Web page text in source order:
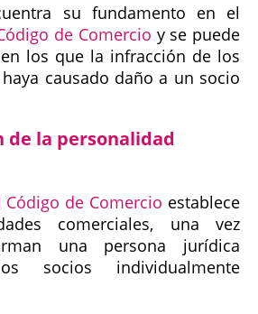
su fundamento en el
de Comercio y se puede
los que la infracción de los
causado daño a un socio
de la personalidad
de Comercio establece
comerciales, una vez
una persona jurídica
socios individualmente